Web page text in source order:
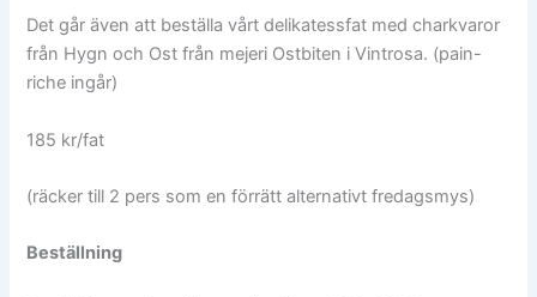
Det går även att beställa vårt delikatessfat med charkvaror
från Hygn och Ost från mejeri Ostbiten i Vintrosa. (pain-
riche ingår)
185 kr/fat
(räcker till 2 pers som en förrätt alternativt fredagsmys)
Beställning